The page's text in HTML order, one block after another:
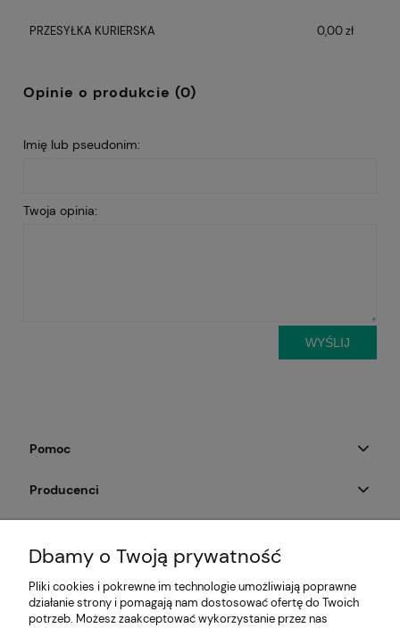
PRZESYŁKA KURIERSKA
0,00 zł
Opinie o produkcie (0)
Imię lub pseudonim:
Twoja opinia:
WYŚLIJ
Pomoc
Producenci
Informacje
Dbamy o Twoją prywatność
Pliki cookies i pokrewne im technologie umożliwiają poprawne
działanie strony i pomagają nam dostosować ofertę do Twoich
potrzeb. Możesz zaakceptować wykorzystanie przez nas